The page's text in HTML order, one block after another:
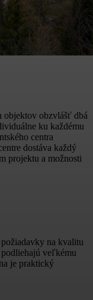
objektov obzvlášť dbá
ku každému
centra
dostáva každý
projektu a možnosti
na kvalitu
veľkému
je praktický